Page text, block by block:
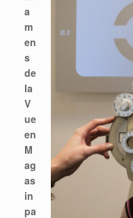
a
m
en
s
de
la
V
ue
en
M
ag
as
in
pa